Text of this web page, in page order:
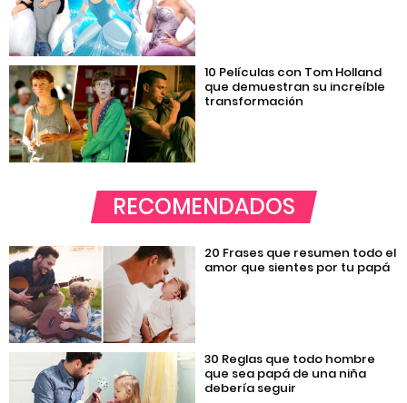
10 Películas con Tom Holland
que demuestran su increíble
transformación
RECOMENDADOS
20 Frases que resumen todo el
amor que sientes por tu papá
30 Reglas que todo hombre
que sea papá de una niña
debería seguir